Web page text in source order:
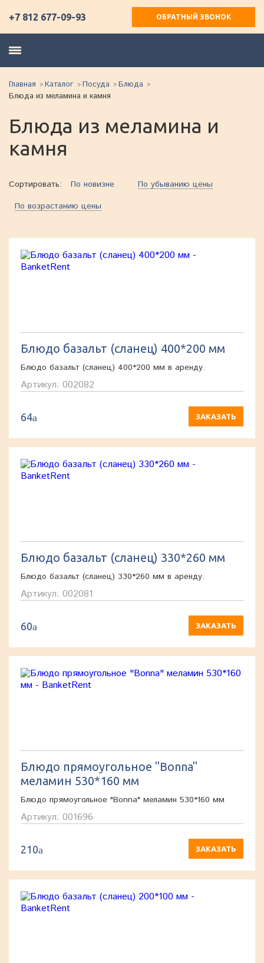
+7 812 677-09-93 ОБРАТНЫЙ ЗВОНОК
Главная Каталог Посуда
Блюда
Блюда из меламина и камня
Блюда из меламина и
камня
Сортировать: По новизне
По убыванию цены
По возрастанию цены
Блюдо базальт (сланец) 400*200 мм
Блюдо базальт (сланец) 400*200 мм в аренду.
Артикул: 002082
64a ЗАКАЗАТЬ
Блюдо базальт (сланец) 330*260 мм
Блюдо базальт (сланец) 330*260 мм в аренду.
Артикул: 002081
60a ЗАКАЗАТЬ
Блюдо прямоугольное "Bonna"
меламин 530*160 мм
Блюдо прямоугольное "Bonna" меламин 530*160 мм
Артикул: 001696
210a ЗАКАЗАТЬ